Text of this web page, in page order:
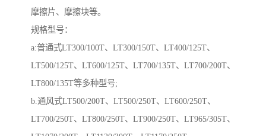
摩擦片、摩擦块等。
规格型号：
a:普通式LT300/100T、LT300/150T、LT400/125T、
LT500/125T、LT600/125T、LT700/135T、LT700/200T、
LT800/135T等多种型号;
b.通风式LT500/200T、LT500/250T、LT600/250T、
LT700/250T、LT800/250T、LT900/250T、LT965/305T、